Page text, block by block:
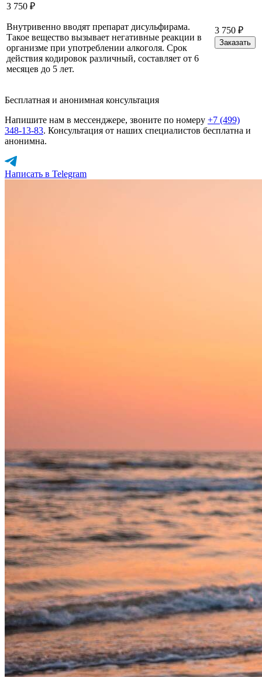
3 750 ₽
Внутривенно вводят препарат дисульфирама.
Такое вещество вызывает негативные реакции в
организме при употреблении алкоголя. Срок
действия кодировок различный, составляет от 6
месяцев до 5 лет.
3 750 ₽
Заказать
Бесплатная и анонимная консультация
Напишите нам в мессенджере, звоните по номеру +7 (499)
348-13-83. Консультация от наших специалистов бесплатна и
анонимна.
Написать в Telegram